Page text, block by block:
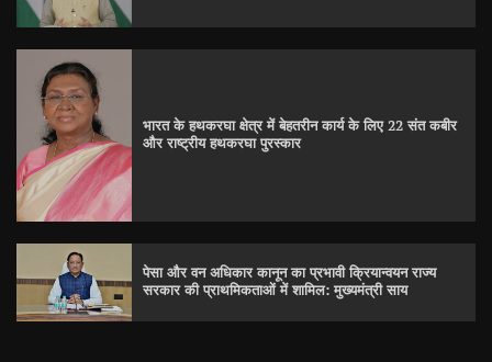
भारत के हथकरघा क्षेत्र में बेहतरीन कार्य के लिए 22 संत कबीर
और राष्ट्रीय हथकरघा पुरस्कार
पेसा और वन अधिकार कानून का प्रभावी क्रियान्वयन राज्य
सरकार की प्राथमिकताओं में शामिल: मुख्यमंत्री साय